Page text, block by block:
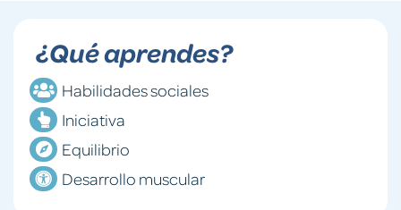
¿Qué aprendes?
Habilidades sociales
Iniciativa
Equilibrio
Desarrollo muscular